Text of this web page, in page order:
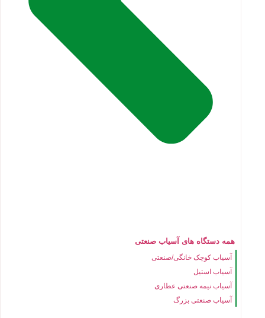
همه دستگاه های آسیاب صنعتی
آسیاب کوچک خانگی/صنعتی
آسیاب استیل
آسیاب نیمه صنعتی عطاری
آسیاب صنعتی بزرگ